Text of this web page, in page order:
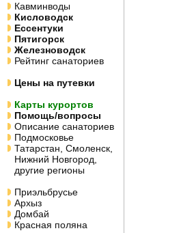
Кавминводы
Кисловодск
Ессентуки
Пятигорск
Железноводск
Рейтинг санаториев
Цены на путевки
Карты курортов
Помощь/вопросы
Описание санаториев
Подмосковье
Татарстан, Смоленск,
Нижний Новгород,
другие регионы
Приэльбрусье
Архыз
Домбай
Красная поляна